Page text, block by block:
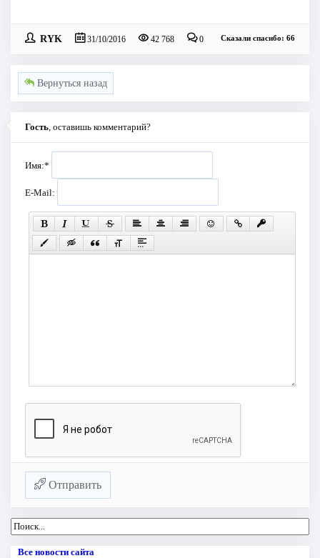
RYK 31/10/2016 42 768 0 Сказали спасибо: 66
Вернуться назад
Гость , оставишь комментарий?
Имя:*
E-Mail:
Отправить
Все новости сайта